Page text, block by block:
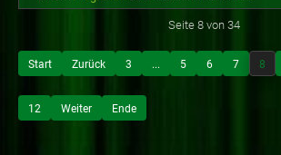
Seite 8 von 34
Start Zurück 3 ... 5 6 7 8
12 Weiter Ende